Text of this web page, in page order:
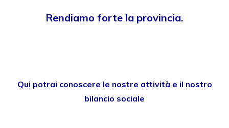
Rendiamo forte la provincia.
Qui potrai conoscere le nostre attività e il nostro
bilancio sociale